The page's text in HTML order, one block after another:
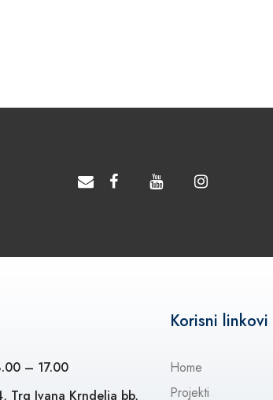
– 17.00
Trg Ivana Krndelja bb,
Korisni linkovi
Home
Projekti